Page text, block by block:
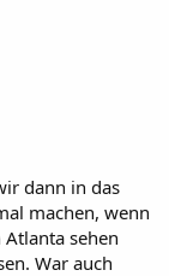
dann in das
machen, wenn
sehen
War auch